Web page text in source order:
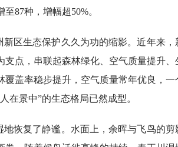
87种，增幅超50%。
区生态保护久久为功的缩影。近年来，
点，串联起森林绿化、空气质量提升、
盖率稳步提升，空气质量常年优良，一
在景中”的生态格局已然成型。
恢复了静谧。水面上，余晖与飞鸟的剪